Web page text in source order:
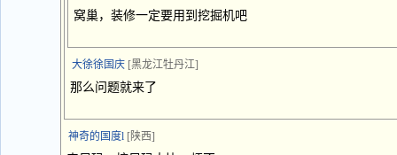
窝巢，装修一定要用到挖掘机吧
大徐徐国庆 [黑龙江牡丹江]
那么问题就来了
神奇的国度l [陕西]